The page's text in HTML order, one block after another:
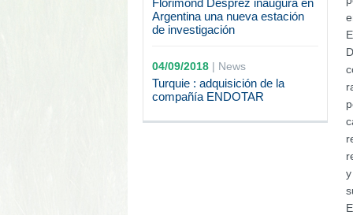
Florimond Desprez inaugura en
Argentina una nueva estación
de investigación
04/09/2018| News
Turquie : adquisición de la
compañía ENDOTAR